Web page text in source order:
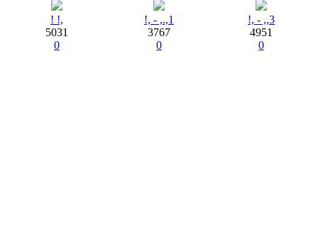
! !,
5031
0
!, - ,.,1
3767
0
!, - ,,3
4951
0